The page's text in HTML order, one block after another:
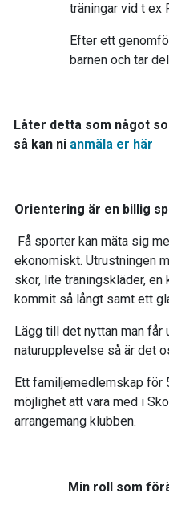
träningar vid t ex
Efter ett
barnen och tar
Låter detta som något
så kan ni anmäla er här
Orientering är en billig
Få sporter kan mäta sig
ekonomiskt. Utrustningen
skor, lite träningskläder, en
kommit så långt samt ett
Lägg till det nyttan man får
naturupplevelse så är det
Ett familjemedlemskap för
möjlighet att vara med i
arrangemang klubben.
Min roll som